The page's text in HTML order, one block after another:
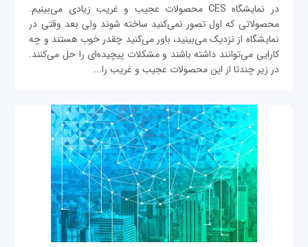
در نمایشگاه CES محصولات عجیب و غریب زیادی می‌بینیم.
محصولاتی که اول تصور نمی‌کنید ساخته شوند ولی بعد وقتی در
نمایشگاه از نزدیک می‌بینید، باور می‌کنید چقدر خوب هستند و چه
کارایی می‌توانند داشته باشند و مشکلات پیچیده‌ای را حل می‌کنند.
در زیر چندتا از این محصولات عجیب و غریب را...